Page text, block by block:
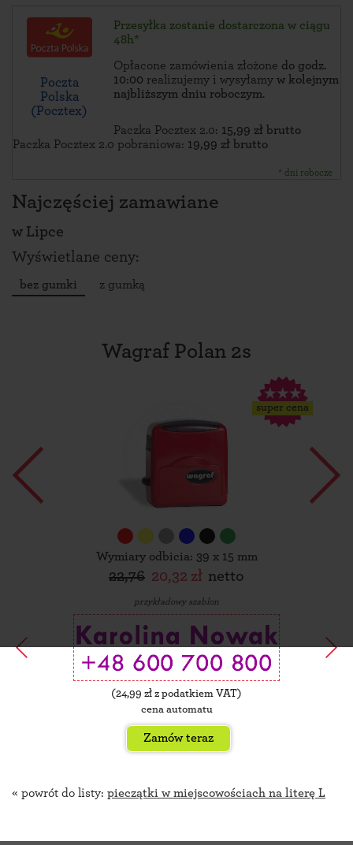
Poczta
Polska
(Pocztex)
Przesyłka zostanie dostarczona w ciągu
48h*
Opłacone zamówienia złożone do godz.
10:00 realizujemy i wysyłamy w kolejnym
najbliższym dniu roboczym.
Paczka Pocztex 2.0: 15,99 zł brutto
Paczka Pocztex 2.0 pobraniowa: 19,99 zł brutto
* dni robocze
Najczęściej zamawiane
w Lipce
Wyświetlane ceny:
bez gumki z gumką
Wagraf Polan 2s
super cena
Wymiary odbicia: 39 x 15 mm
22,76 20,32 zł netto
przykładowy szablon
(24,99 zł z podatkiem VAT)
cena automatu
Zamów teraz
« powrót do listy: pieczątki w miejscowościach na literę L